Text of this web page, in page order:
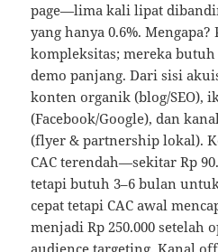
page—lima kali lipat
yang hanya 0.6%.
kompleksitas; mereka
demo panjang. Dari sisi
konten organik (blog/SEO),
(Facebook/Google), dan
(flyer & partnership lokal).
CAC terendah—sekitar Rp
tetapi butuh 3–6 bulan
cepat tetapi CAC awal
menjadi Rp 250.000 setelah